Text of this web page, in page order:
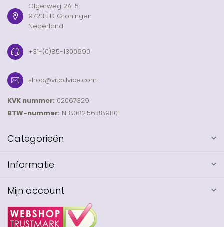
Olgerweg 2A-5
9723 ED Groningen
Nederland
+31-(0)85-1300990
shop@vitadvice.com
KVK nummer: 02067329
BTW-nummer: NL8082.56.889B01
Categorieën
Informatie
Mijn account